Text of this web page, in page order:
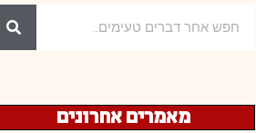
מאמרים אחרונים